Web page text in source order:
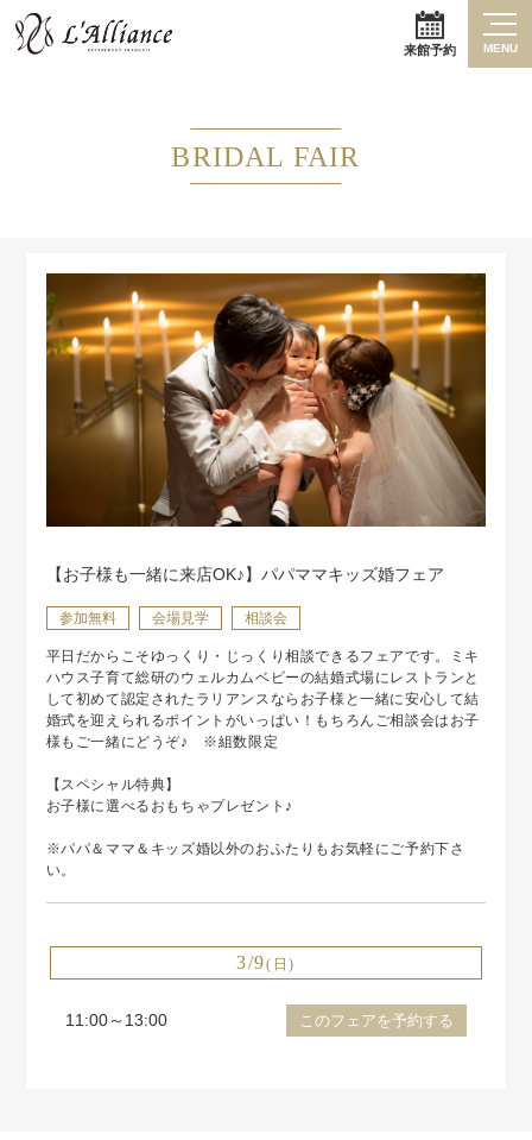
来館予約 MENU
BRIDAL FAIR
【お子様も一緒に来店OK♪】パパママキッズ婚フェア
参加無料 会場見学 相談会
平日だからこそゆっくり・じっくり相談できるフェアです。ミキ
ハウス子育て総研のウェルカムベビーの結婚式場にレストランと
して初めて認定されたラリアンスならお子様と一緒に安心して結
婚式を迎えられるポイントがいっぱい！もちろんご相談会はお子
様もご一緒にどうぞ♪ ※組数限定
【スペシャル特典】
お子様に選べるおもちゃプレゼント♪
※パパ＆ママ＆キッズ婚以外のおふたりもお気軽にご予約下さ
い。
3/9(日)
11:00～13:00 このフェアを予約する